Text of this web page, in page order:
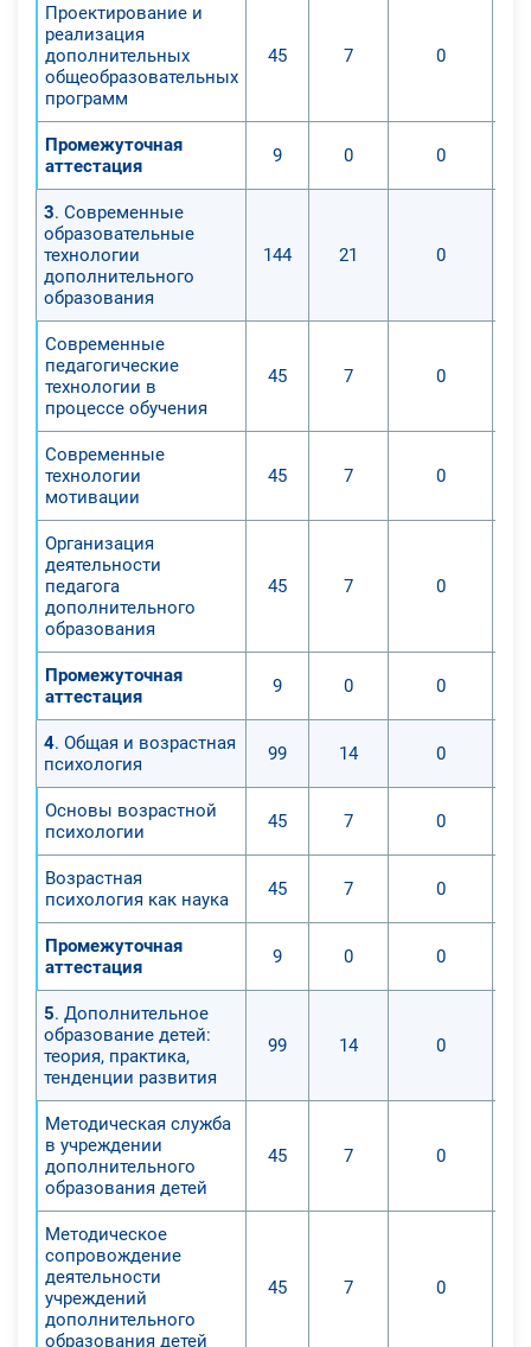
Проектирование и
реализация
дополнительных
общеобразовательных
программ
45 7 0
Промежуточная
аттестация
9 0 0
3. Современные
образовательные
технологии
дополнительного
образования
144 21 0
Современные
педагогические
технологии в
процессе обучения
45 7 0
Современные
технологии
мотивации
45 7 0
Организация
деятельности
педагога
дополнительного
образования
45 7 0
Промежуточная
аттестация
9 0 0
4. Общая и возрастная
психология
99 14 0
Основы возрастной
психологии
45 7 0
Возрастная
психология как наука
45 7 0
Промежуточная
аттестация
9 0 0
5. Дополнительное
образование детей:
теория, практика,
тенденции развития
99 14 0
Методическая служба
в учреждении
дополнительного
образования детей
45 7 0
Методическое
сопровождение
деятельности
учреждений
дополнительного
образования детей
45 7 0